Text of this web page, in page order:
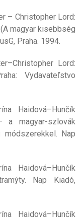
– Christopher Lord:
magyar kisebbség
Praha. 1994.
Lord:
Vydavateľstvo
Haidová–Hunčík
a magyar-szlovák
Nap
Haidová–Hunčík
Nap Kiadó,
Haidová–Hunčík